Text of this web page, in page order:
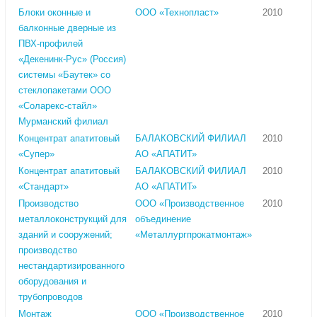
Блоки оконные и
балконные дверные из
ПВХ-профилей
«Декенинк-Рус» (Россия)
системы «Баутек» со
стеклопакетами ООО
«Соларекс-стайл»
Мурманский филиал
ООО «Технопласт» 2010
Концентрат апатитовый
«Супер»
БАЛАКОВСКИЙ ФИЛИАЛ
АО «АПАТИТ»
2010
Концентрат апатитовый
«Стандарт»
БАЛАКОВСКИЙ ФИЛИАЛ
АО «АПАТИТ»
2010
Производство
металлоконструкций для
зданий и сооружений;
производство
нестандартизированного
оборудования и
трубопроводов
ООО «Производственное
объединение
«Металлургпрокатмонтаж»
2010
Монтаж ООО «Производственное 2010